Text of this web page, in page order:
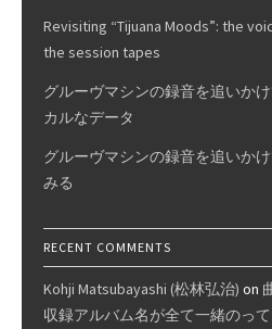
Revisiting “Tijuana Moods”: the
the session tapes
グルーヴマシンの録音を追いか
カルなデータ
グルーヴマシンの録音を追いか
みる
RECENT COMMENTS
Kohji Matsubayashi (松林弘治) on
収録アルバム名が全て一緒のっ